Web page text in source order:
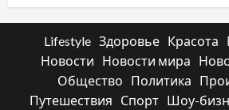
Lifestyle Здоровье Красота
Новости
Новости мира
Общество
Политика
Путешествия
Спорт Шоу-